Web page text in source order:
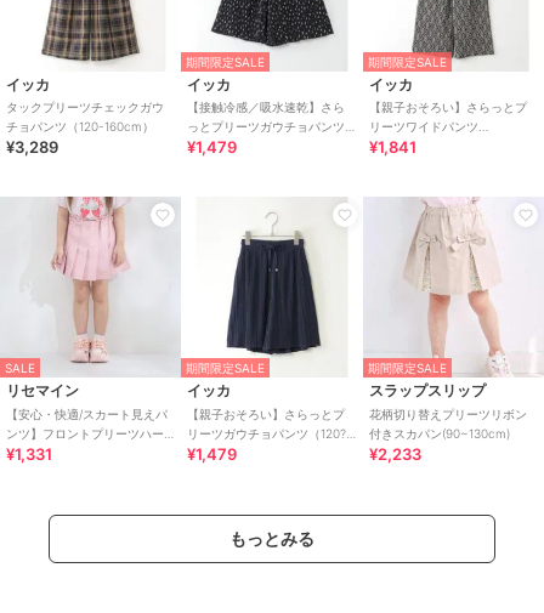
イッカ
タックプリーツチェックガウ
チョパンツ（120-160cm）
¥3,289
期間限定SALE
イッカ
【接触冷感／吸水速乾】さら
っとプリーツガウチョパンツ
(100?160cm)【親子コーデ】
¥1,479
期間限定SALE
イッカ
【親子おそろい】さらっとプ
リーツワイドパンツ
（120~160cm）
¥1,841
SALE
リセマイン
【安心・快適/スカート見えパ
ンツ】フロントプリーツハー
トポケットカラースカパン
¥1,331
期間限定SALE
イッカ
【親子おそろい】さらっとプ
リーツガウチョパンツ（120?
160cm）
¥1,479
期間限定SALE
スラップスリップ
花柄切り替えプリーツリボン
付きスカパン(90~130cm)
¥2,233
もっとみる